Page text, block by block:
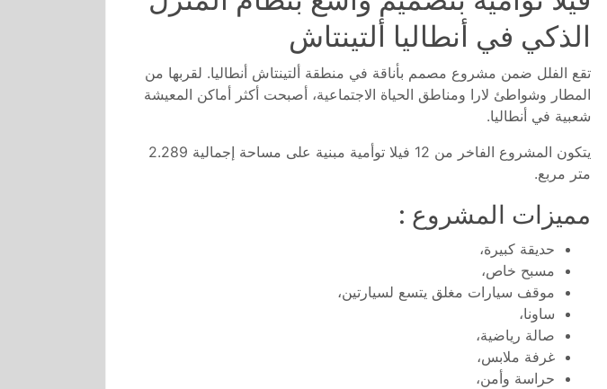
الذكي في أنطاليا ألتينتاش
تقع الفلل ضمن مشروع مصمم بأناقة في منطقة ألتينتاش أنطاليا. لقربها من
المطار وشواطئ لارا ومناطق الحياة الاجتماعية، أصبحت أكثر أماكن المعيشة
شعبية في أنطاليا.
يتكون المشروع الفاخر من 12 فيلا توأمية مبنية على مساحة إجمالية 2.289
متر مربع.
مميزات المشروع :
حديقة كبيرة،
مسبح خاص،
موقف سيارات مغلق يتسع لسيارتين،
ساونا،
صالة رياضية،
غرفة ملابس،
حراسة وأمن،